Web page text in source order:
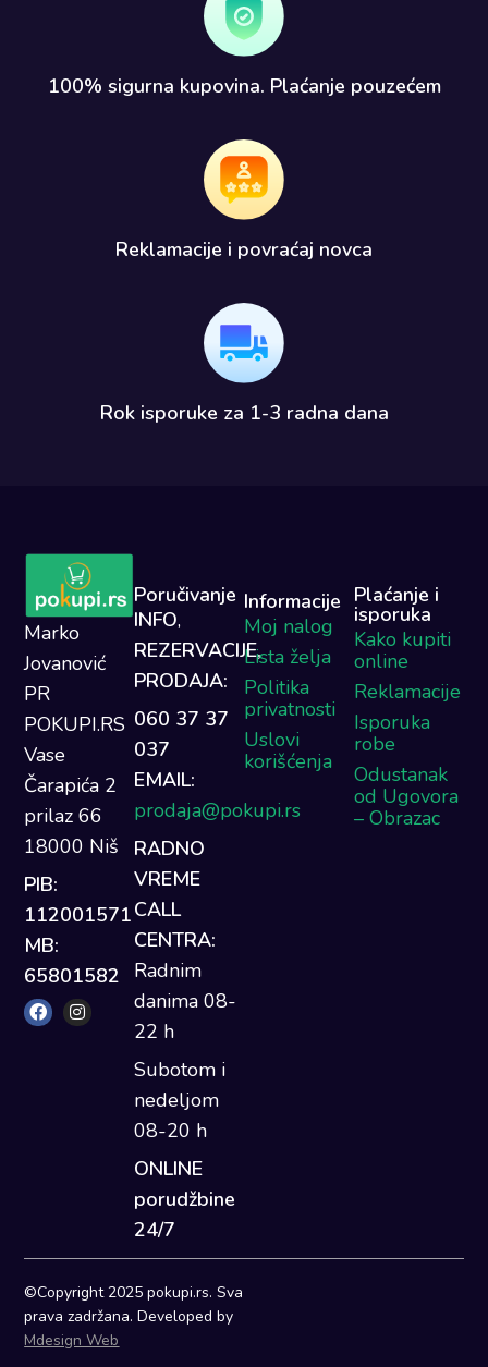
100% sigurna kupovina. Plaćanje pouzećem​
Reklamacije i povraćaj novca​
Rok isporuke za 1-3 radna dana​
Marko
Jovanović
PR
POKUPI.RS
Vase
Čarapića 2
prilaz 66
18000 Niš
PIB:
112001571
MB:
65801582
Poručivanje
INFO,
REZERVACIJE,
PRODAJA:
060 37 37
037
EMAIL:
prodaja@pokupi.rs
RADNO
VREME
CALL
CENTRA:
Radnim
danima 08-
22 h
Subotom i
nedeljom
08-20 h
ONLINE
porudžbine
24/7
Informacije
Moj nalog
Lista želja
Politika
privatnosti
Uslovi
korišćenja
Plaćanje i
isporuka
Kako kupiti
online
Reklamacije
Isporuka
robe
Odustanak
od Ugovora
– Obrazac
©Copyright 2025 pokupi.rs. Sva
prava zadržana. Developed by
Mdesign Web